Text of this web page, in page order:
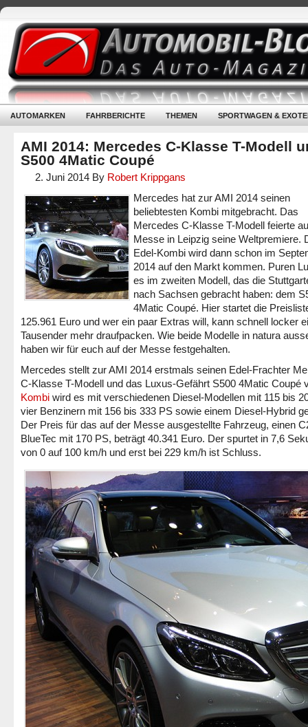
AUTOMARKEN FAHRBERICHTE THEMEN SPORTWAGEN &
AMI 2014: Mercedes C-Klasse T-Modell
S500 4Matic Coupé
2. Juni 2014 By Robert Krippgans
Mercedes hat zur AMI 2014 seinen
beliebtesten Kombi mitgebracht. Das
Mercedes C-Klasse T-Modell feierte
Messe in Leipzig seine Weltpremiere.
Edel-Kombi wird dann schon im
2014 auf den Markt kommen. Puren
es im zweiten Modell, das die
nach Sachsen gebracht haben: dem
4Matic Coupé. Hier startet die
125.961 Euro und wer ein paar Extras will, kann schnell locker
Tausender mehr draufpacken. Wie beide Modelle in natura
haben wir für euch auf der Messe festgehalten.
Mercedes stellt zur AMI 2014 erstmals seinen Edel-Frachter
C-Klasse T-Modell und das Luxus-Gefährt S500 4Matic Coupé
Kombi wird es mit verschiedenen Diesel-Modellen mit 115 bis
vier Benzinern mit 156 bis 333 PS sowie einem Diesel-Hybrid
Der Preis für das auf der Messe ausgestellte Fahrzeug, einen
BlueTec mit 170 PS, beträgt 40.341 Euro. Der spurtet in 7,6
von 0 auf 100 km/h und erst bei 229 km/h ist Schluss.